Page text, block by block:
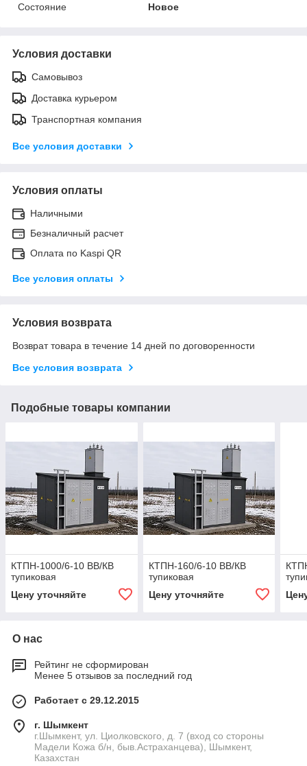
Состояние
Новое
Условия доставки
Самовывоз
Доставка курьером
Транспортная компания
Все условия доставки
Условия оплаты
Наличными
Безналичный расчет
Оплата по Kaspi QR
Все условия оплаты
Условия возврата
Возврат товара в течение 14 дней по договоренности
Все условия возврата
Подобные товары компании
КТПН-1000/6-10 ВВ/КВ
тупиковая
Цену уточняйте
КТПН-160/6-10 ВВ/КВ
тупиковая
Цену уточняйте
О нас
Рейтинг не сформирован
Менее 5 отзывов за последний год
Работает с 29.12.2015
г. Шымкент
г.Шымкент, ул. Циолковского, д. 7 (вход со стороны
Мадели Кожа б/н, быв.Астраханцева), Шымкент,
Казахстан